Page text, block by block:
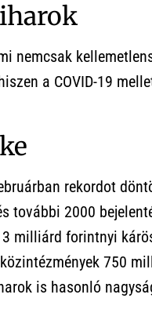
nemcsak
a COVID-19
rekordot
további 2000
milliárd forintnyi
750
is hasonló